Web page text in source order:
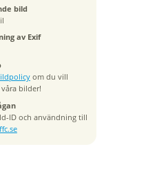
bild
av Exif
om du vill
bilder!
ID och användning till